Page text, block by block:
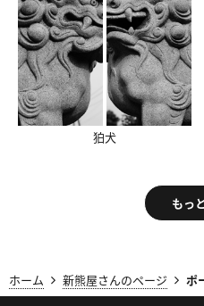
狛犬
もっ
ホーム 新熊屋さんのページ ポ